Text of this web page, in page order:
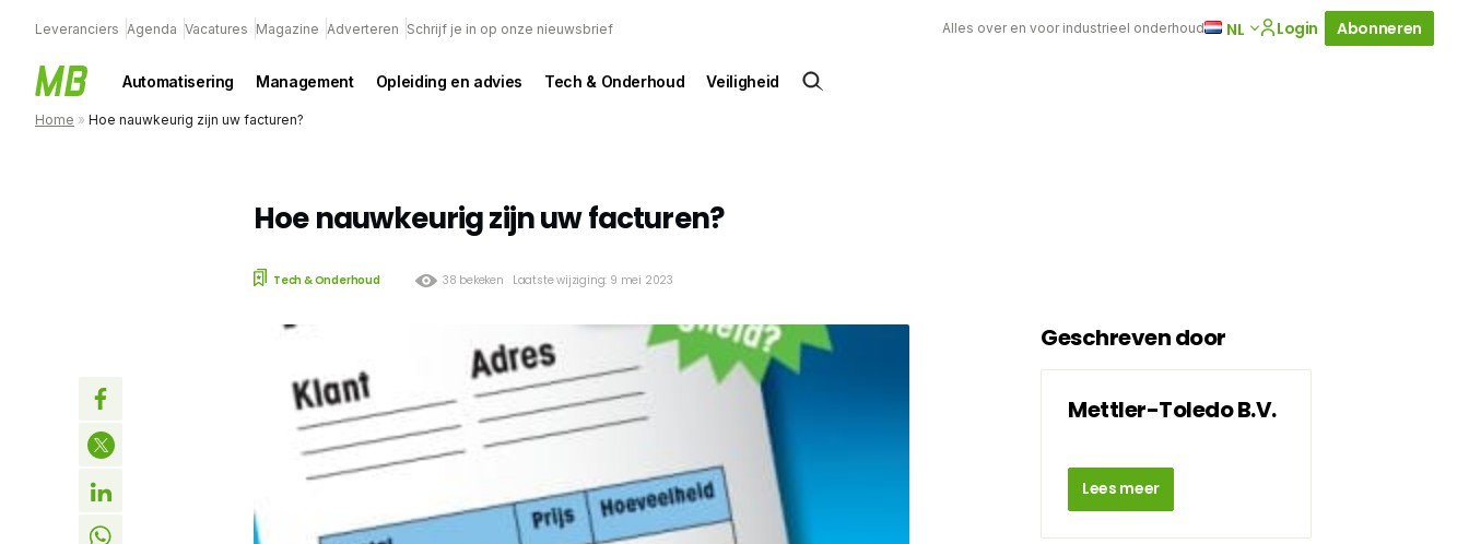
Leveranciers Agenda Vacatures Magazine Adverteren Schrijf je in op onze nieuwsbrief Alles over en voor industrieel onderhoud NL Login Abonneren
Automatisering Management Opleiding en advies Tech & Onderhoud Veiligheid
Home » Hoe nauwkeurig zijn uw facturen?
Hoe nauwkeurig zijn uw facturen?
Tech & Onderhoud 38 bekeken Laatste wijziging: 9 mei 2023
Geschreven door
Mettler-Toledo B.V.
Lees meer